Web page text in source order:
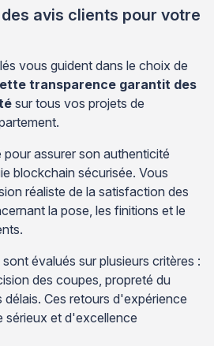
avis clients pour votre
vous guident dans le choix de
transparence garantit des
sur tous vos projets de
assurer son authenticité
blockchain sécurisée. Vous
réaliste de la satisfaction des
la pose, les finitions et le
évalués sur plusieurs critères :
des coupes, propreté du
Ces retours d'expérience
sérieux et d'excellence